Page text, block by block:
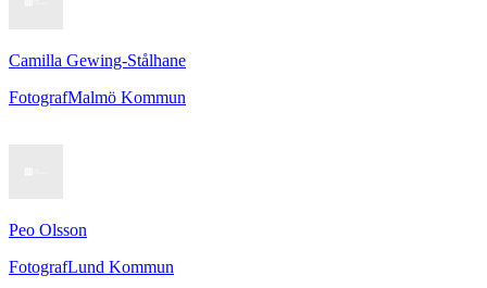
Camilla Gewing-Stålhane
FotografMalmö Kommun
Peo Olsson
FotografLund Kommun